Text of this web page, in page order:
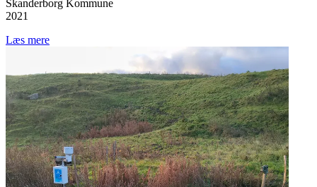
Skanderborg Kommune
2021
Læs mere